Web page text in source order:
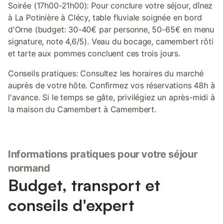
Soirée (17h00-21h00): Pour conclure votre séjour, dînez
à La Potinière à Clécy, table fluviale soignée en bord
d'Orne (budget: 30-40€ par personne, 50-65€ en menu
signature, note 4,6/5). Veau du bocage, camembert rôti
et tarte aux pommes concluent ces trois jours.
Conseils pratiques: Consultez les horaires du marché
auprès de votre hôte. Confirmez vos réservations 48h à
l'avance. Si le temps se gâte, privilégiez un après-midi à
la maison du Camembert à Camembert.
Informations pratiques pour votre séjour
normand
Budget, transport et
conseils d'expert